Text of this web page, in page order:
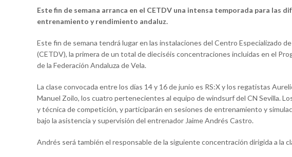
Este fin de semana arranca en el CETDV una intensa temporada para las
entrenamiento y rendimiento andaluz.
Este fin de semana tendrá lugar en las instalaciones del Centro Especializado
(CETDV), la primera de un total de dieciséis concentraciones incluidas en el
de la Federación Andaluza de Vela.
La clase convocada entre los días 14 y 16 de junio es RS:X y los regatistas
Manuel Zoilo, los cuatro pertenecientes al equipo de windsurf del CN Sevilla.
y técnica de competición, y participarán en sesiones de entrenamiento y
bajo la asistencia y supervisión del entrenador Jaime Andrés Castro.
Andrés será también el responsable de la siguiente concentración dirigida a la